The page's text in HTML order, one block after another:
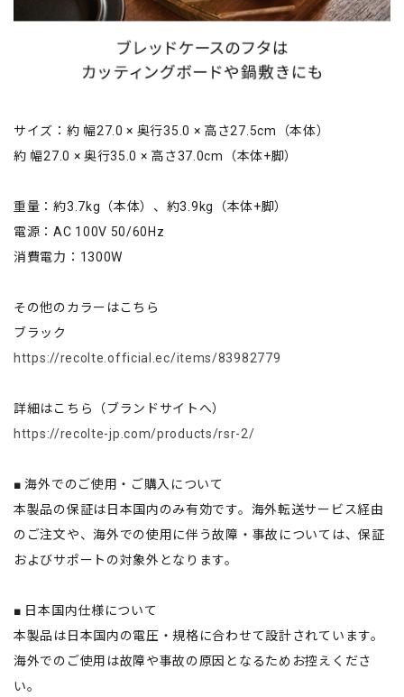
サイズ：約 幅27.0 × 奥行35.0 × 高さ27.5cm（本体）
約 幅27.0 × 奥行35.0 × 高さ37.0cm（本体+脚）
重量：約3.7kg（本体）、約3.9kg（本体+脚）
電源：AC 100V 50/60Hz
消費電力：1300W
その他のカラーはこちら
ブラック
https://recolte.official.ec/items/83982779
詳細はこちら（ブランドサイトへ）
https://recolte-jp.com/products/rsr-2/
■ 海外でのご使用・ご購入について
本製品の保証は日本国内のみ有効です。海外転送サービス経由
のご注文や、海外での使用に伴う故障・事故については、保証
およびサポートの対象外となります。
■ 日本国内仕様について
本製品は日本国内の電圧・規格に合わせて設計されています。
海外でのご使用は故障や事故の原因となるためお控えくださ
い。